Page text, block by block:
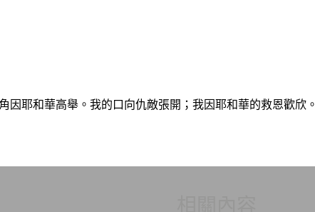
因耶和華高舉。我的口向仇敵張開；我因耶和華的救恩歡欣。